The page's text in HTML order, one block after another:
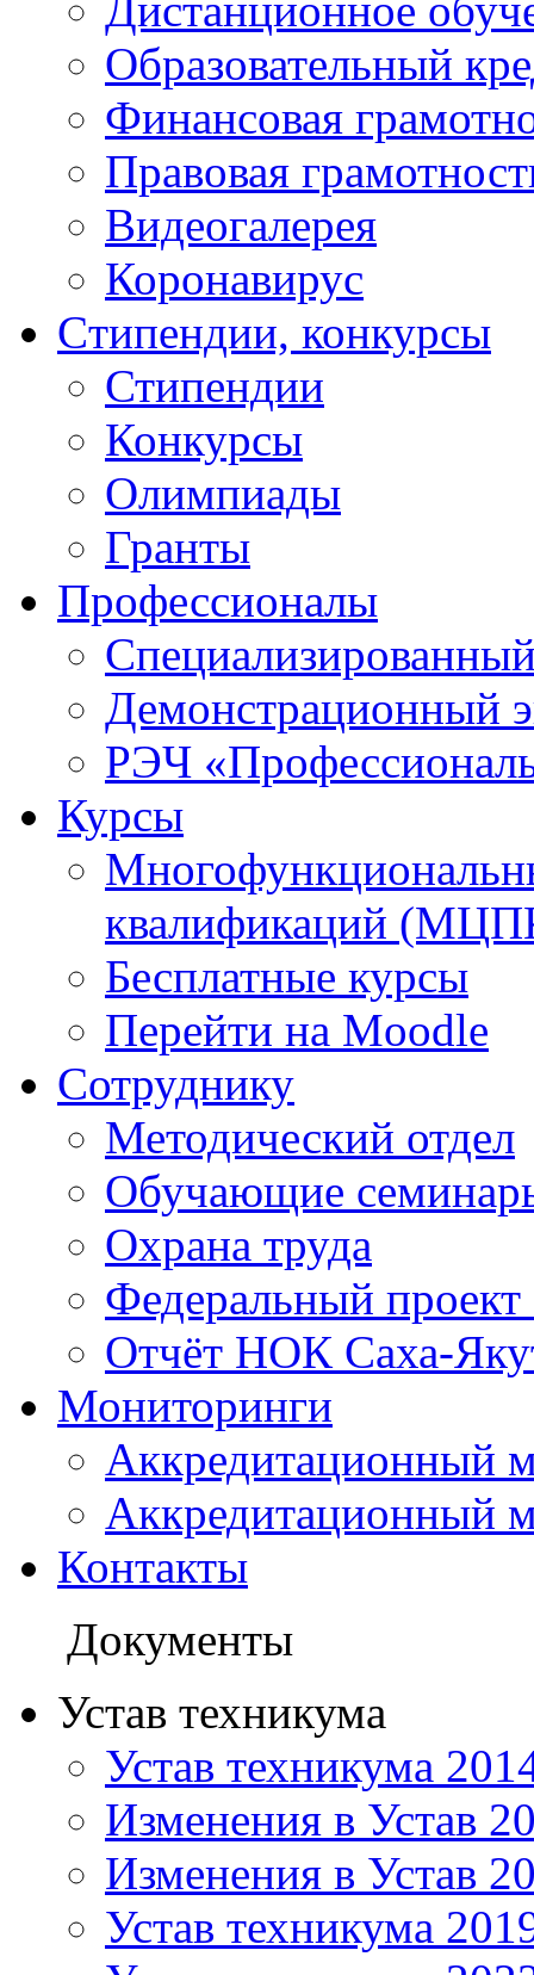
Образовательный
Финансовая
Правовая
Видеогалерея
Коронавирус
Cтипендии, конкурсы
Стипендии
Конкурсы
Олимпиады
Гранты
Профессионалы
Демонстрационный
РЭЧ
Курсы
квалификаций
Бесплатные курсы
Перейти на Moodle
Сотруднику
Методический отдел
Обучающие
Охрана труда
Федеральный
Отчёт НОК Саха-
Мониторинги
Аккредитационный
Аккредитационный
Контакты
Документы
Устав техникума
Устав техникума
Изменения в Устав
Изменения в Устав
Устав техникума